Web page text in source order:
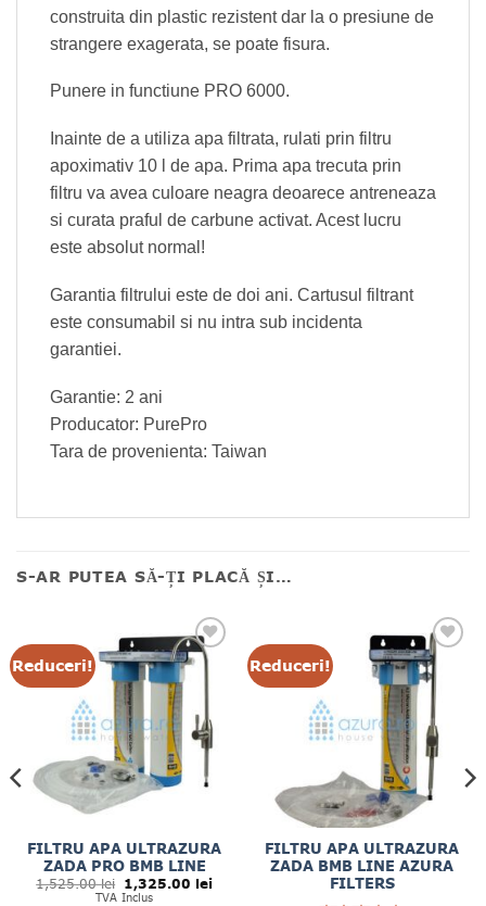
construita din plastic rezistent dar la o presiune de
strangere exagerata, se poate fisura.
Punere in functiune PRO 6000.
Inainte de a utiliza apa filtrata, rulati prin filtru
apoximativ 10 l de apa. Prima apa trecuta prin
filtru va avea culoare neagra deoarece antreneaza
si curata praful de carbune activat. Acest lucru
este absolut normal!
Garantia filtrului este de doi ani. Cartusul filtrant
este consumabil si nu intra sub incidenta
garantiei.
Garantie: 2 ani
Producator: PurePro
Tara de provenienta: Taiwan
S-AR PUTEA SĂ-ȚI PLACĂ ȘI…
Reduceri!
FILTRU APA ULTRAZURA
ZADA PRO BMB LINE
1,525.00lei Prețul
inițial
1,325.00 leiPrețul
TVA Inclus
Reduceri!
FILTRU APA ULTRAZURA
ZADA BMB LINE AZURA
FILTERS